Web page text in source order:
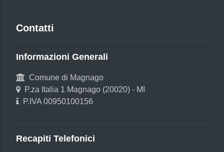
Contatti
Informazioni Generali
Comune di Magnago
P.za Italia 1 Magnago (20020) - MI
P.IVA 00950100156
Recapiti Telefonici